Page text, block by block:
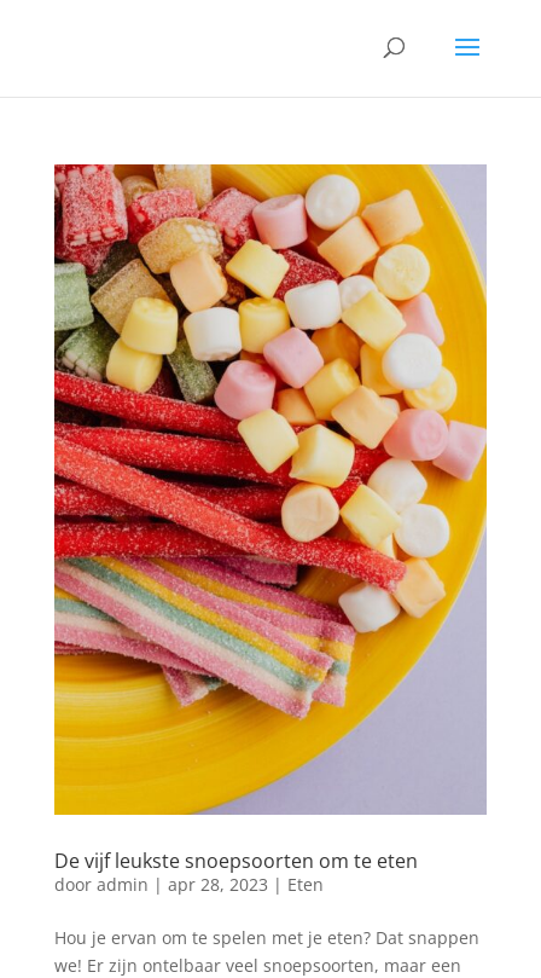
De vijf leukste snoepsoorten om te eten
door admin | apr 28, 2023 | Eten
Hou je ervan om te spelen met je eten? Dat snappen
we! Er zijn ontelbaar veel snoepsoorten, maar een